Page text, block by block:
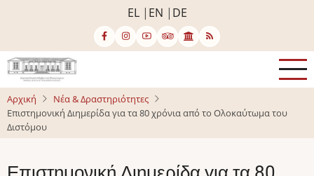
κυρίως
περιεχόμενο
EL EN DE
Αρχική
Νέα & Δραστηριότητες
Επιστημονική Διημερίδα για τα 80 χρόνια από το Ολοκαύτωμα του
Διστόμου